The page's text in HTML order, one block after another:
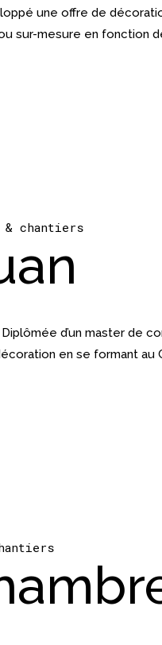
une offre de
sur-mesure en fonction
chantiers
d’un master
en se formant au